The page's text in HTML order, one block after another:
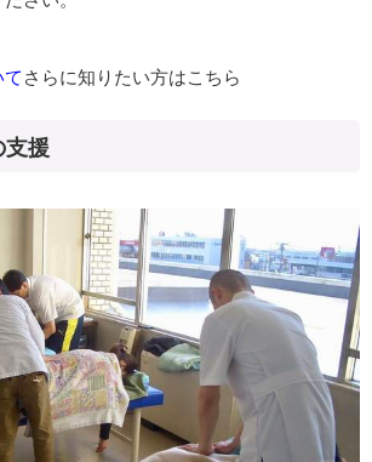
さらに知りたい方はこちら
支援